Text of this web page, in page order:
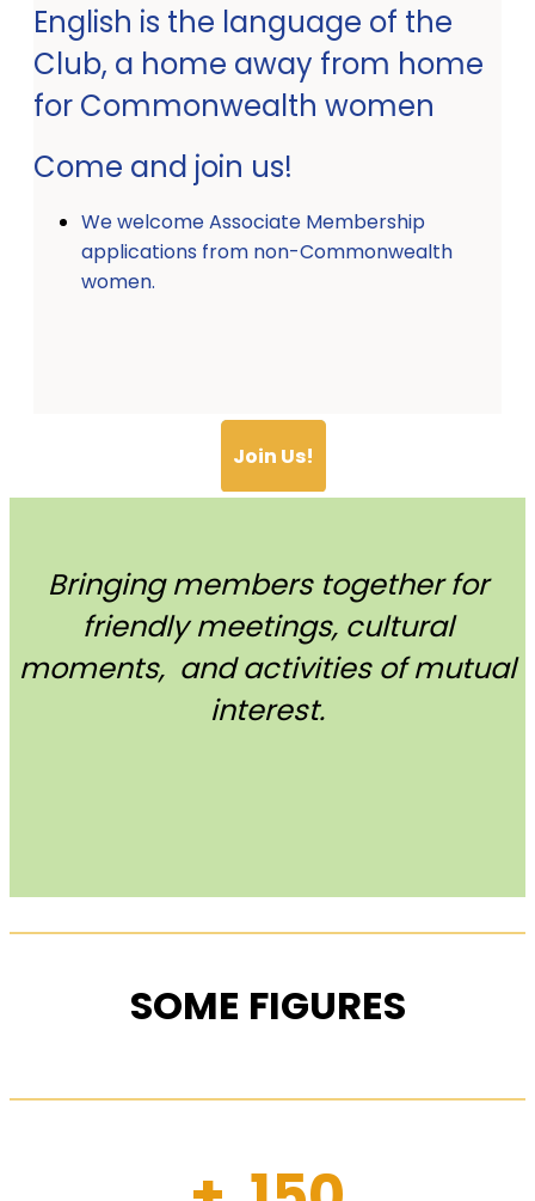
English is the language of the
Club, a home away from home
for Commonwealth women
Come and join us!
We welcome Associate Membership
applications from non-Commonwealth
women.
Join Us!
Bringing members together for
friendly meetings, cultural
moments, and activities of mutual
interest.
SOME FIGURES